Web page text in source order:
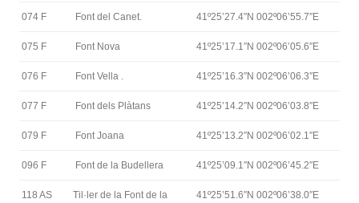
074 F Font del Canet. 41º25’27.4″N 002º06’55.7″E
075 F Font Nova 41º25’17.1″N 002º06’05.6″E
076 F Font Vella . 41º25’16.3″N 002º06’06.3″E
077 F Font dels Plàtans 41º25’14.2″N 002º06’03.8″E
079 F Font Joana 41º25’13.2″N 002º06’02.1″E
096 F Font de la Budellera 41º25’09.1″N 002º06’45.2″E
118 AS
Til·ler de la Font de la
41º25’51.6″N 002º06’38.0″E